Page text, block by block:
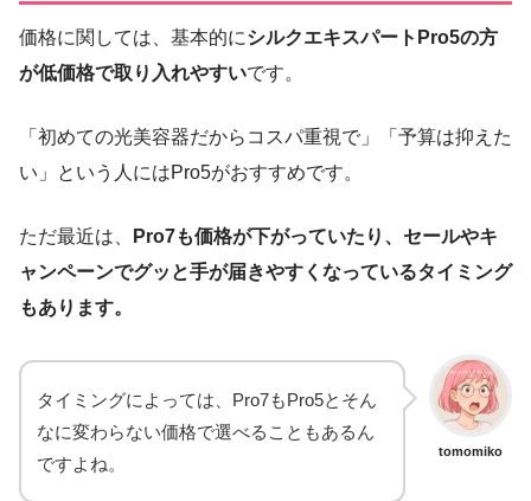
価格に関しては、基本的にシルクエキスパートPro5の方
が低価格で取り入れやすいです。
「初めての光美容器だからコスパ重視で」「予算は抑えた
い」という人にはPro5がおすすめです。
ただ最近は、
Pro7も価格が下がっていたり、セールやキ
ャンペーンでグッと手が届きやすくなっているタイミング
もあります。
tomomiko
タイミングによっては、Pro7もPro5とそん
なに変わらない価格で選べることもあるん
ですよね。